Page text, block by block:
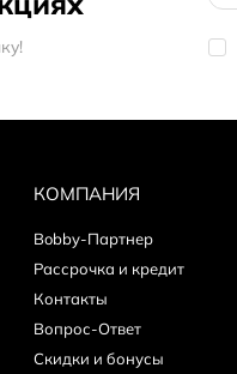
сетевая карта
КОМПАНИЯ
Bobby-Партнер
Рассрочка и кредит
Контакты
Вопрос-Ответ
Скидки и бонусы